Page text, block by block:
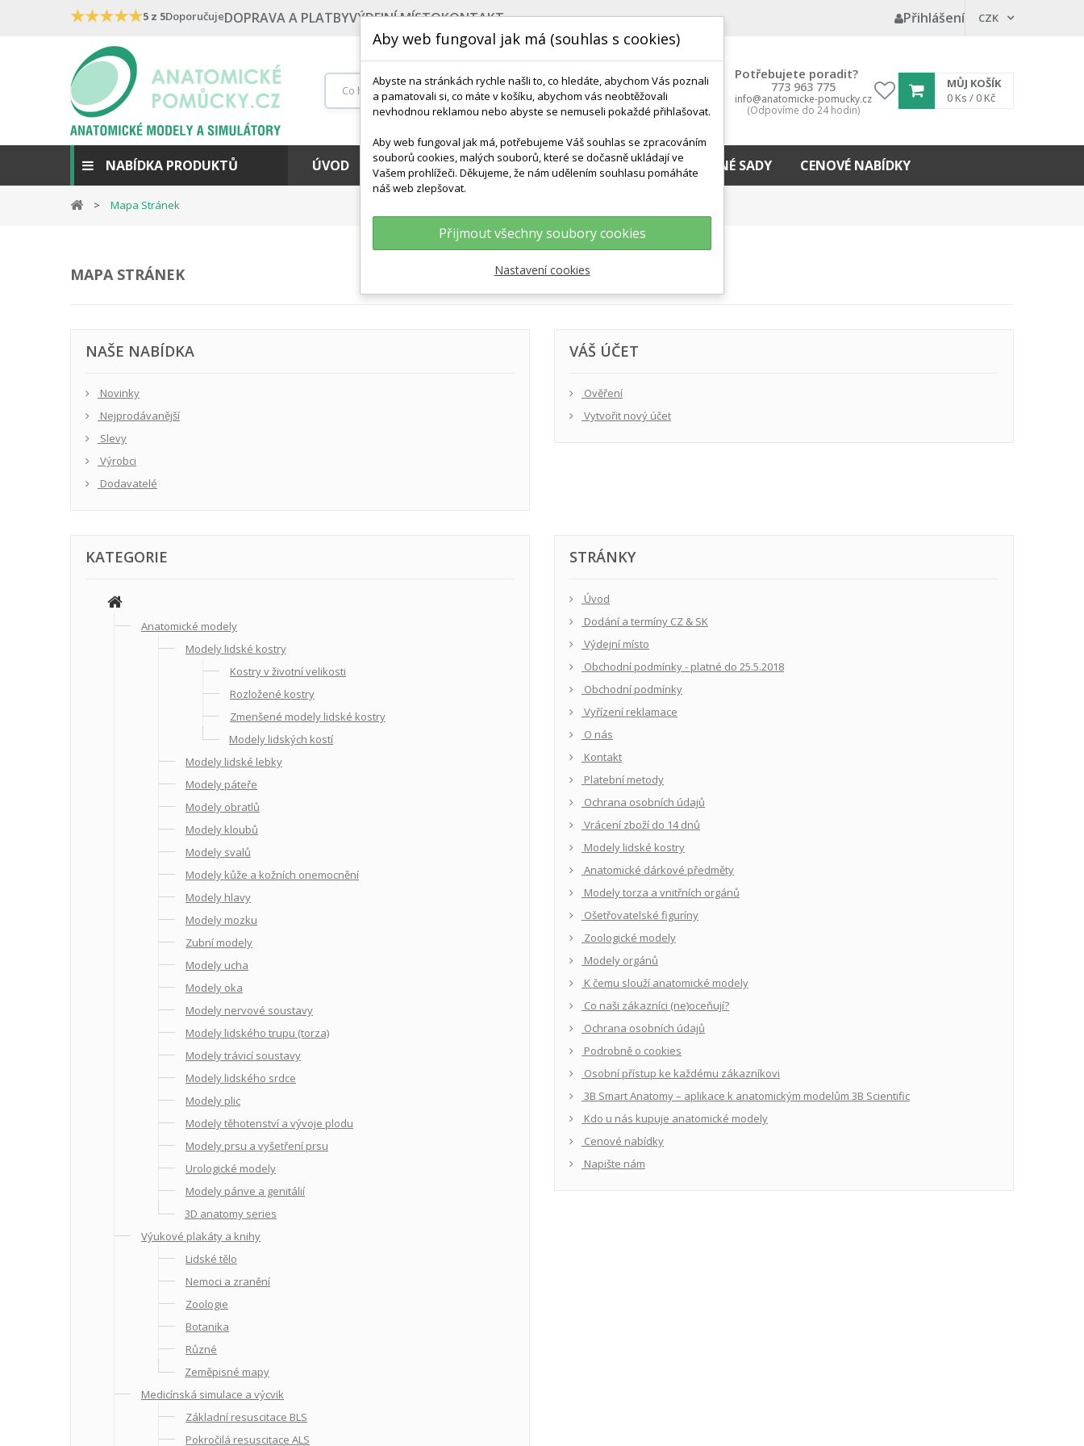
★★★★★5 z 5DoporučujeDOPRAVA A PLATBYVÝDEJNÍ MÍSTOKONTAKT Přihlášení CZK
Potřebujete poradit?
773 963 775
info@anatomicke-pomucky.cz
(Odpovíme do 24 hodin)
My
wishlist
MŮJ KOŠÍK
0 Ks / 0 Kč
NABÍDKA PRODUKTŮ ÚVOD NEJPRODÁVANĚJŠÍ VÝCHOVA KE ZDRAVÍ VÝHODNÉ SADY CENOVÉ NABÍDKY
Mapa Stránek
MAPA STRÁNEK
NAŠE NABÍDKA
Novinky
Nejprodávanější
Slevy
Výrobci
Dodavatelé
VÁŠ ÚČET
Ověření
Vytvořit nový účet
KATEGORIE
Anatomické modely
Modely lidské kostry
Kostry v životní velikosti
Rozložené kostry
Zmenšené modely lidské kostry
Modely lidských kostí
Modely lidské lebky
Modely páteře
Modely obratlů
Modely kloubů
Modely svalů
Modely kůže a kožních onemocnění
Modely hlavy
Modely mozku
Zubní modely
Modely ucha
Modely oka
Modely nervové soustavy
Modely lidského trupu (torza)
Modely trávicí soustavy
Modely lidského srdce
Modely plic
Modely těhotenství a vývoje plodu
Modely prsu a vyšetření prsu
Urologické modely
Modely pánve a genitálií
3D anatomy series
Výukové plakáty a knihy
Lidské tělo
Nemoci a zranění
Zoologie
Botanika
Různé
Zeměpisné mapy
Medicínská simulace a výcvik
Základní resuscitace BLS
Pokročilá resuscitace ALS
STRÁNKY
Úvod
Dodání a termíny CZ & SK
Výdejní místo
Obchodní podmínky - platné do 25.5.2018
Obchodní podmínky
Vyřízení reklamace
O nás
Kontakt
Platební metody
Ochrana osobních údajů
Vrácení zboží do 14 dnů
Modely lidské kostry
Anatomické dárkové předměty
Modely torza a vnitřních orgánů
Ošetřovatelské figuríny
Zoologické modely
Modely orgánů
K čemu slouží anatomické modely
Co naši zákazníci (ne)oceňují?
Ochrana osobních údajů
Podrobně o cookies
Osobní přístup ke každému zákazníkovi
3B Smart Anatomy – aplikace k anatomickým modelům 3B Scientific
Kdo u nás kupuje anatomické modely
Cenové nabídky
Napište nám
Aby web fungoval jak má (souhlas s cookies)
Abyste na stránkách rychle našli to, co hledáte, abychom Vás poznali
a pamatovali si, co máte v košíku, abychom vás neobtěžovali
nevhodnou reklamou nebo abyste se nemuseli pokaždé přihlašovat.
Aby web fungoval jak má, potřebujeme Váš souhlas se zpracováním
souborů cookies, malých souborů, které se dočasně ukládají ve
Vašem prohlížeči. Děkujeme, že nám udělením souhlasu pomáháte
náš web zlepšovat.
Přijmout všechny soubory cookies
Nastavení cookies